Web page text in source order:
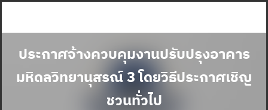
ประกาศจ้างควบคุมงานปรับปรุงอาคาร
มหิดลวิทยานุสรณ์ 3 โดยวิธีประกาศเชิญ
ชวนทั่วไป